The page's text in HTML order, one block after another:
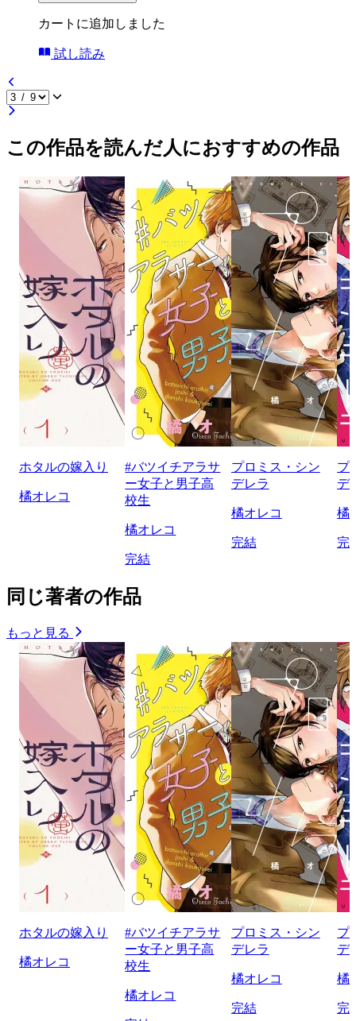
カートに追加しました
試し読み
この作品を読んだ人におすすめの作品
ホタルの嫁入り
橘オレコ
#バツイチアラサ
ー女子と男子高
校生
橘オレコ
完結
プロミス・シン
デレラ
橘オレコ
完結
プ
デ
橘
完
同じ著者の作品
もっと見る
ホタルの嫁入り
橘オレコ
#バツイチアラサ
ー女子と男子高
校生
橘オレコ
プロミス・シン
デレラ
橘オレコ
完結
プ
デ
橘
完